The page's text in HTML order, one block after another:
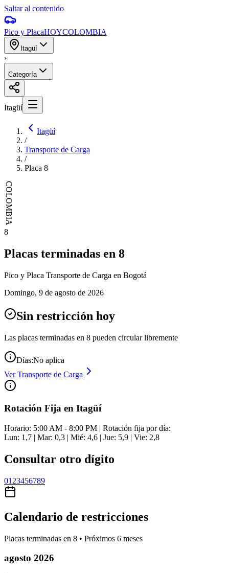
Saltar al contenido
Pico y PlacaHOYCOLOMBIA
Itagüí
›
Categoría
Itagüí
Itagüí
/
Transporte de Carga
/
Placa 8
COLOMBIA
8
Placas terminadas en 8
Pico y Placa Transporte de Carga en Bogotá
Domingo, 9 de agosto de 2026
Sin restricción hoy
Las placas terminadas en 8 pueden circular libremente
Días:No aplica
VerTransporte de Carga
Rotación Fija en Itagüí
Horario: 5:00 AM - 8:00 PM | Rotación fija por día:
Lun: 1,7 | Mar: 0,3 | Mié: 4,6 | Jue: 5,9 | Vie: 2,8
Consultar otro dígito
01 23456789
Calendario de restricciones
Placas terminadas en 8 • Próximos 6 meses
agosto 2026